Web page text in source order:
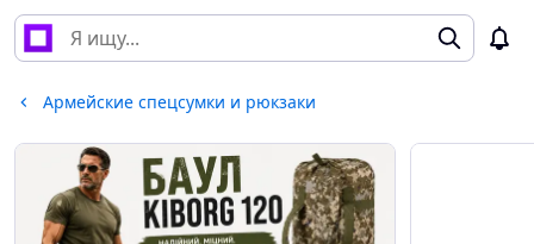
Армейские спецсумки и рюкзаки